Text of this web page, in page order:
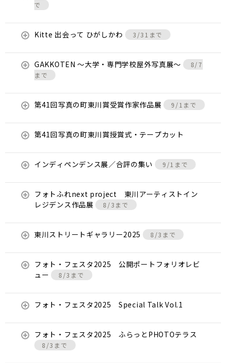
で
Kitte 出会って ひがしかわ 3/31まで
GAKKOTEN ～大学・専門学校屋外写真展～
8/7
まで
第41回写真の町東川賞受賞作家作品展 9/1まで
第41回写真の町東川賞授賞式・テープカット
インディペンデンス展／合評の集い 9/1まで
フォトふれnext project 東川アーティストイン
レジデンス作品展
8/3まで
東川ストリートギャラリー2025 8/3まで
フォト・フェスタ2025 公開ポートフォリオレビ
ュー
8/3まで
フォト・フェスタ2025 Special Talk Vol.1
フォト・フェスタ2025 ふらっとPHOTOテラス
8/3まで